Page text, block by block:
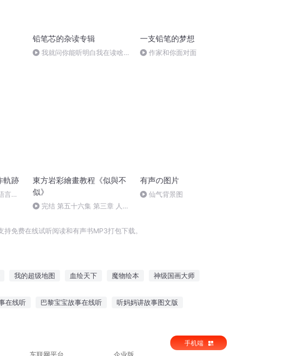
铅笔芯的杂读专辑
我就问你能听明白我在读啥
一支铅笔的梦想
作家和你面对面
軌跡
言錘
東方岩彩繪畫教程《似與不
似》
完结 第五十六集 第三章 人物
有声の图片
仙气背景图
免费在线试听阅读和有声书MP3打包下载。
我的超级地图 血绘天下 魔物绘本 神级国画大师
在线听 巴黎宝宝故事在线听 听妈妈讲故事图文版
车联网平台 企业版
手机端